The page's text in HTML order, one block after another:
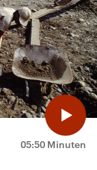
05:50 Minuten